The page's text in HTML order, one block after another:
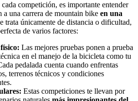
competición, es importante entender
a una carrera de mountain bike en una
trata únicamente de distancia o dificultad,
de varios factores:
Las mejores pruebas ponen a prueba
en el manejo de la bicicleta como tu
pedalada cuenta cuando enfrentas
terrenos técnicos y condiciones
Estas competiciones te llevan por